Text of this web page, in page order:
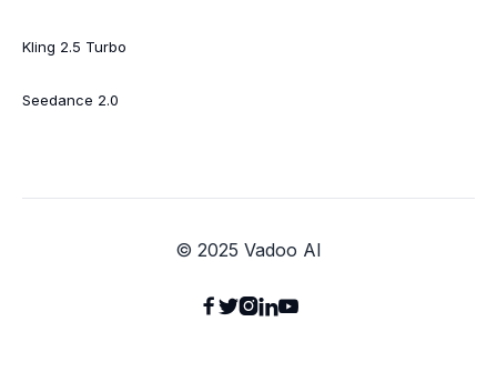
Kling 2.5 Turbo
Seedance 2.0
© 2025 Vadoo AI
 